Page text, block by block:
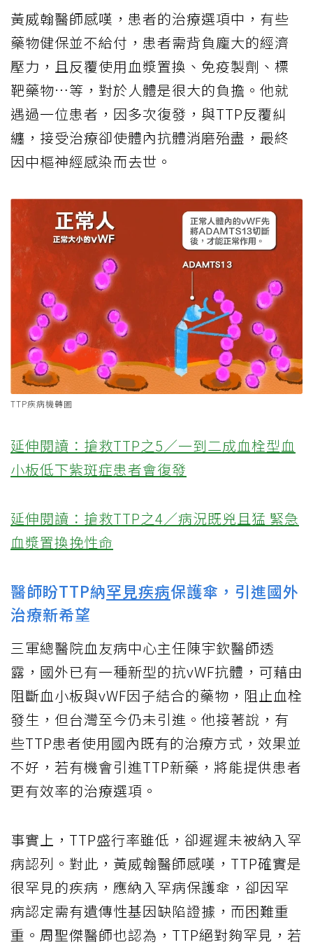
黃威翰醫師感嘆，患者的治療選項中，有些
藥物健保並不給付，患者需背負龐大的經濟
壓力，且反覆使用血漿置換、免疫製劑、標
靶藥物…等，對於人體是很大的負擔。他就
遇過一位患者，因多次復發，與TTP反覆糾
纏，接受治療卻使體內抗體消磨殆盡，最終
因中樞神經感染而去世。
TTP疾病機轉圖
延伸閱讀：搶救TTP之5／一到二成血栓型血
小板低下紫斑症患者會復發
延伸閱讀：搶救TTP之4／病況既兇且猛 緊急
血漿置換挽性命
醫師盼TTP納罕見疾病保護傘，引進國外
治療新希望
三軍總醫院血友病中心主任陳宇欽醫師透
露，國外已有一種新型的抗vWF抗體，可藉由
阻斷血小板與vWF因子結合的藥物，阻止血栓
發生，但台灣至今仍未引進。他接著說，有
些TTP患者使用國內既有的治療方式，效果並
不好，若有機會引進TTP新藥，將能提供患者
更有效率的治療選項。
事實上，TTP盛行率雖低，卻遲遲未被納入罕
病認列。對此，黃威翰醫師感嘆，TTP確實是
很罕見的疾病，應納入罕病保護傘，卻因罕
病認定需有遺傳性基因缺陷證據，而困難重
重。周聖傑醫師也認為，TTP絕對夠罕見，若